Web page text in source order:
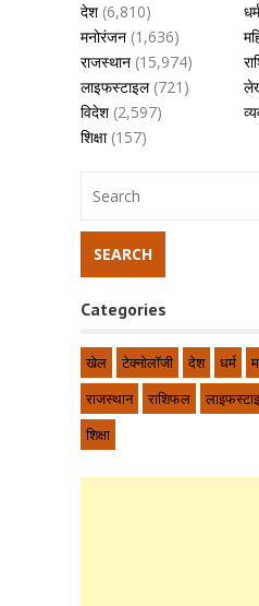
देश(6,810) धर्म
मनोरंजन (1,636)
राजस्थान (15,974)
लाइफस्टाइल(721)
विदेश(2,597)
शिक्षा(157)
Categories
खेल टेक्नोलॉजी देश धर्म
राजस्थान
राशिफल
शिक्षा